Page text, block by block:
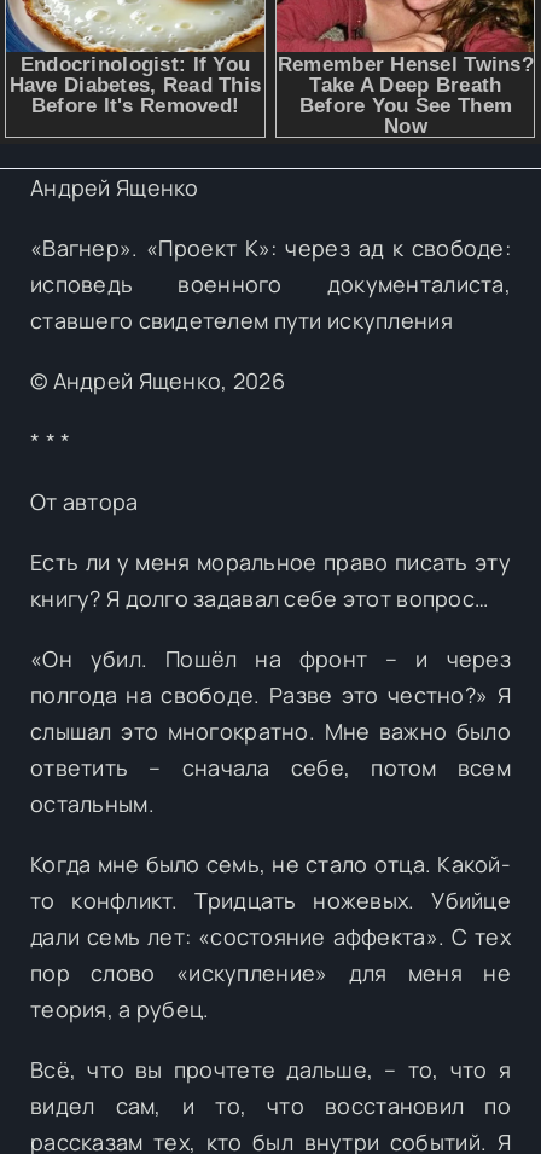
Андрей Ященко
«Вагнер». «Проект К»: через ад к свободе:
исповедь военного документалиста,
ставшего свидетелем пути искупления
© Андрей Ященко, 2026
* * *
От автора
Есть ли у меня моральное право писать эту
книгу? Я долго задавал себе этот вопрос…
«Он убил. Пошёл на фронт – и через
полгода на свободе. Разве это честно?» Я
слышал это многократно. Мне важно было
ответить – сначала себе, потом всем
остальным.
Когда мне было семь, не стало отца. Какой-
то конфликт. Тридцать ножевых. Убийце
дали семь лет: «состояние аффекта». С тех
пор слово «искупление» для меня не
теория, а рубец.
Всё, что вы прочтете дальше, – то, что я
видел сам, и то, что восстановил по
рассказам тех, кто был внутри событий. Я